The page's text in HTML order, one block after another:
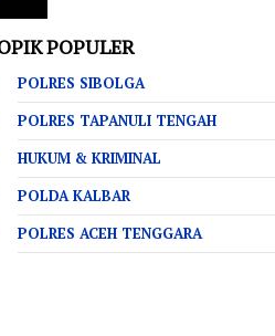
POPULER
POLRES SIBOLGA
POLRES TAPANULI TENGAH
HUKUM & KRIMINAL
POLDA KALBAR
POLRES ACEH TENGGARA